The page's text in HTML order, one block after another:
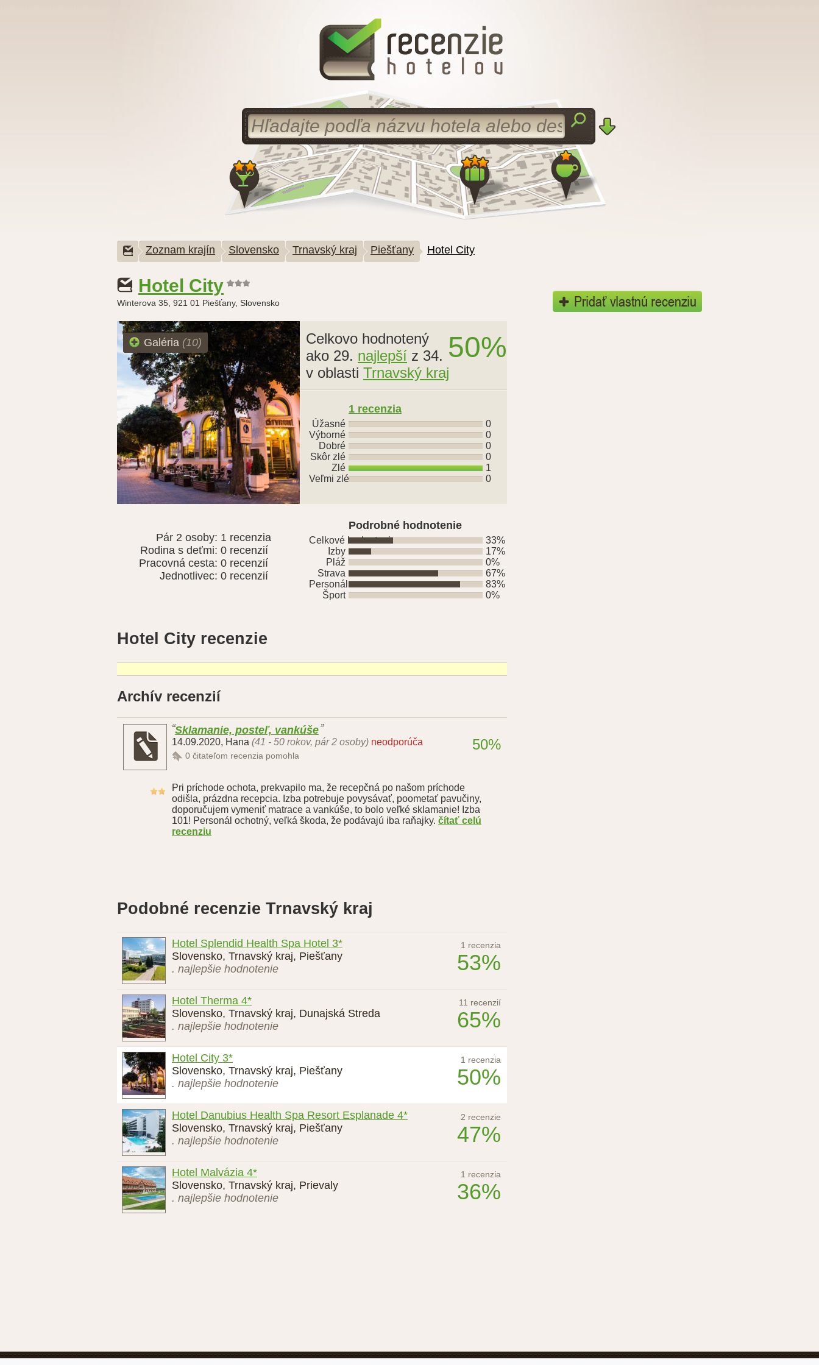
Zoznam krajín Slovensko Trnavský kraj Piešťany Hotel City
Hotel City
Winterova 35, 921 01 Piešťany, Slovensko
Galéria (10) 50%
Celkovo hodnotený
ako 29. najlepší z 34.
v oblasti Trnavský kraj
1 recenzia
Úžasné
0
Výborné
0
Dobré
0
Skôr zlé
0
Zlé
1
Veľmi zlé
0
Pár 2 osoby: 1 recenzia
Rodina s deťmi: 0 recenzií
Pracovná cesta: 0 recenzií
Jednotlivec: 0 recenzií
Podrobné hodnotenie
Celkové hodnotenie
33%
Izby
17%
Pláž
0%
Strava
67%
Personál
83%
Šport
0%
Hotel City recenzie
Archív recenzií
Sklamanie, posteľ, vankúše
14.09.2020, Hana (41 - 50 rokov, pár 2 osoby) neodporúča
0 čitateľom recenzia pomohla
50%
Pri príchode ochota, prekvapilo ma, že recepčná po našom príchode
odišla, prázdna recepcia. Izba potrebuje povysávať, poometať pavučiny,
doporučujem vymeniť matrace a vankúše, to bolo veľké sklamanie! Izba
101! Personál ochotný, veľká škoda, že podávajú iba raňajky. čítať celú
recenziu
Podobné recenzie Trnavský kraj
Hotel Splendid Health Spa Hotel 3*
Slovensko, Trnavský kraj, Piešťany
. najlepšie hodnotenie
1 recenzia
53%
Hotel Therma 4*
Slovensko, Trnavský kraj, Dunajská Streda
. najlepšie hodnotenie
11 recenzií
65%
Hotel City 3*
Slovensko, Trnavský kraj, Piešťany
. najlepšie hodnotenie
1 recenzia
50%
Hotel Danubius Health Spa Resort Esplanade 4*
Slovensko, Trnavský kraj, Piešťany
. najlepšie hodnotenie
2 recenzie
47%
Hotel Malvázia 4*
Slovensko, Trnavský kraj, Prievaly
. najlepšie hodnotenie
1 recenzia
36%